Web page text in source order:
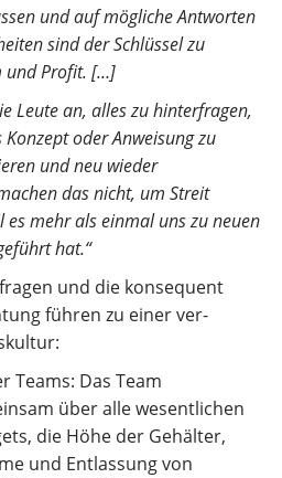
und auf mögliche Antworten
sind der Schlüssel zu
und Profit. […]
Leute an, alles zu hinterfragen,
oder Anweisung zu
und neu wieder
das nicht, um Streit
mehr als einmal uns zu neuen
hat.“
und die konsequent
führen zu einer ver-
Teams: Das Team
über alle wesentlichen
die Höhe der Gehälter,
und Entlassung von